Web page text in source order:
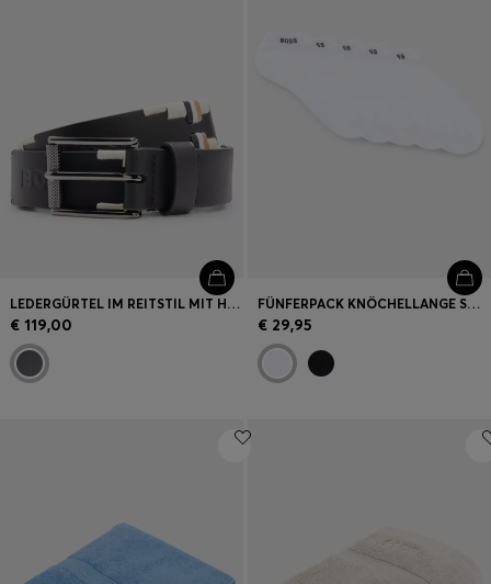
LEDERGÜRTEL IM REITSTIL MIT HANDGESTICKTEN SIGNATURE-STREIFEN
€ 119,00
FÜNFERPACK KNÖCHELLANGE SOCKEN MIT LOGO-DETAILS
€ 29,95